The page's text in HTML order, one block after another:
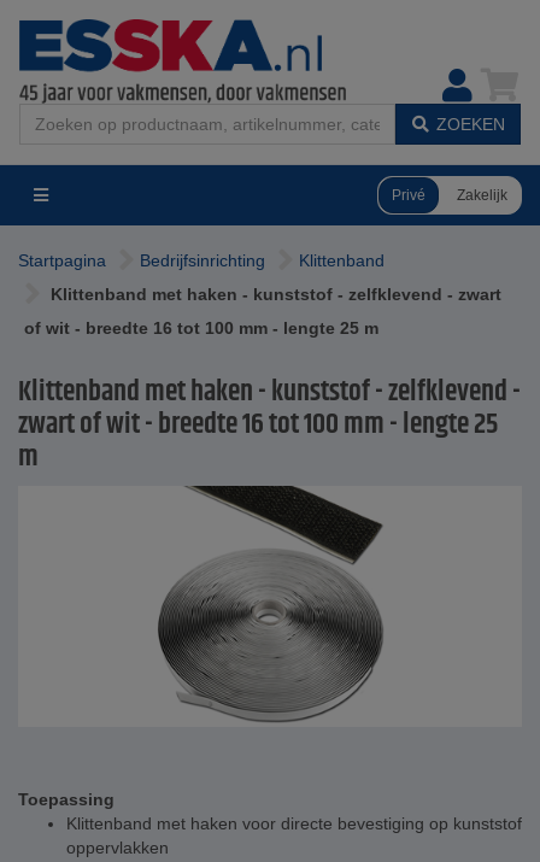
ZOEKEN
Privé Zakelijk
Startpagina Bedrijfsinrichting
Klittenband
Klittenband met haken - kunststof - zelfklevend - zwart
of wit - breedte 16 tot 100 mm - lengte 25 m
Klittenband met haken - kunststof - zelfklevend -
zwart of wit - breedte 16 tot 100 mm - lengte 25
m
Toepassing
Klittenband met haken voor directe bevestiging op kunststof
oppervlakken